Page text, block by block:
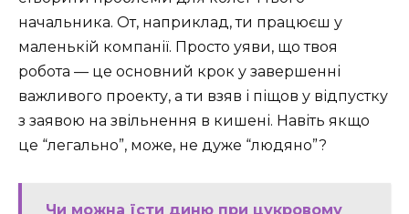
начальника. От, наприклад, ти працюєш у
маленькій компанії. Просто уяви, що твоя
робота — це основний крок у завершенні
важливого проекту, а ти взяв і піщов у відпустку
з заявою на звільнення в кишені. Навіть якщо
це “легально”, може, не дуже “людяно”?
Чи можна їсти диню при цукровому